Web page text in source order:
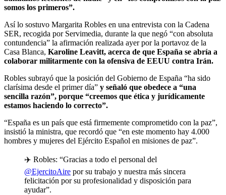
somos los primeros”.
Así lo sostuvo Margarita Robles en una entrevista con la Cadena
SER, recogida por Servimedia, durante la que negó “con absoluta
contundencia” la afirmación realizada ayer por la portavoz de la
Casa Blanca, Karoline Leavitt, acerca de que España se abría a
colaborar militarmente con la ofensiva de EEUU contra Irán.
Robles subrayó que la posición del Gobierno de España “ha sido
clarísima desde el primer día” y señaló que obedece a “una
sencilla razón”, porque “creemos que ética y jurídicamente
estamos haciendo lo correcto”.
“España es un país que está firmemente comprometido con la paz”,
insistió la ministra, que recordó que “en este momento hay 4.000
hombres y mujeres del Ejército Español en misiones de paz”.
✈️ Robles: “Gracias a todo el personal del
@EjercitoAire por su trabajo y nuestra más sincera
felicitación por su profesionalidad y disposición para
ayudar”.